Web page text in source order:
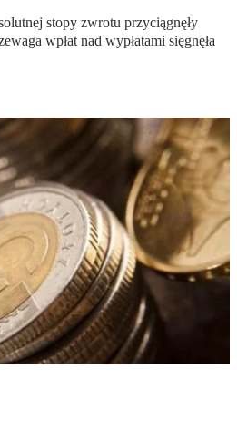
stopy zwrotu przyciągnęły
wpłat nad wypłatami sięgnęła